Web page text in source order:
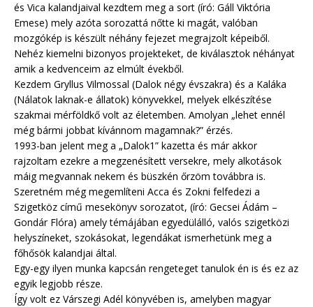
és Vica kalandjaival kezdtem meg a sort (író: Gáll Viktória
Emese) mely azóta sorozattá nőtte ki magát, valóban
mozgókép is készült néhány fejezet megrajzolt képeiből.
Nehéz kiemelni bizonyos projekteket, de kiválasztok néhányat
amik a kedvenceim az elmúlt évekből.
Kezdem Gryllus Vilmossal (Dalok négy évszakra) és a Kaláka
(Nálatok laknak-e állatok) könyvekkel, melyek elkészítése
szakmai mérföldkő volt az életemben. Amolyan „lehet ennél
még bármi jobbat kívánnom magamnak?” érzés.
1993-ban jelent meg a „Dalok1” kazetta és már akkor
rajzoltam ezekre a megzenésített versekre, mely alkotások
máig megvannak nekem és büszkén őrzöm továbbra is.
Szeretném még megemlíteni Acca és Zokni felfedezi a
Szigetköz című mesekönyv sorozatot, (író: Gecsei Ádám –
Gondár Flóra) amely témájában egyedülálló, valós szigetközi
helyszíneket, szokásokat, legendákat ismerhetünk meg a
főhősök kalandjai által.
Egy-egy ilyen munka kapcsán rengeteget tanulok én is és ez az
egyik legjobb része.
Így volt ez Várszegi Adél könyvében is, amelyben magyar